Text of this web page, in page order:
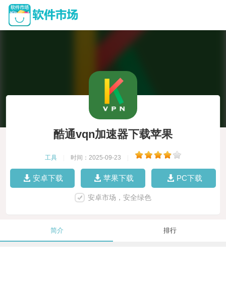
酷通vqn加速器下载苹果
工具 时间：2025-09-23
安卓下载 苹果下载 PC下载
安卓市场，安全绿色
简介 排行